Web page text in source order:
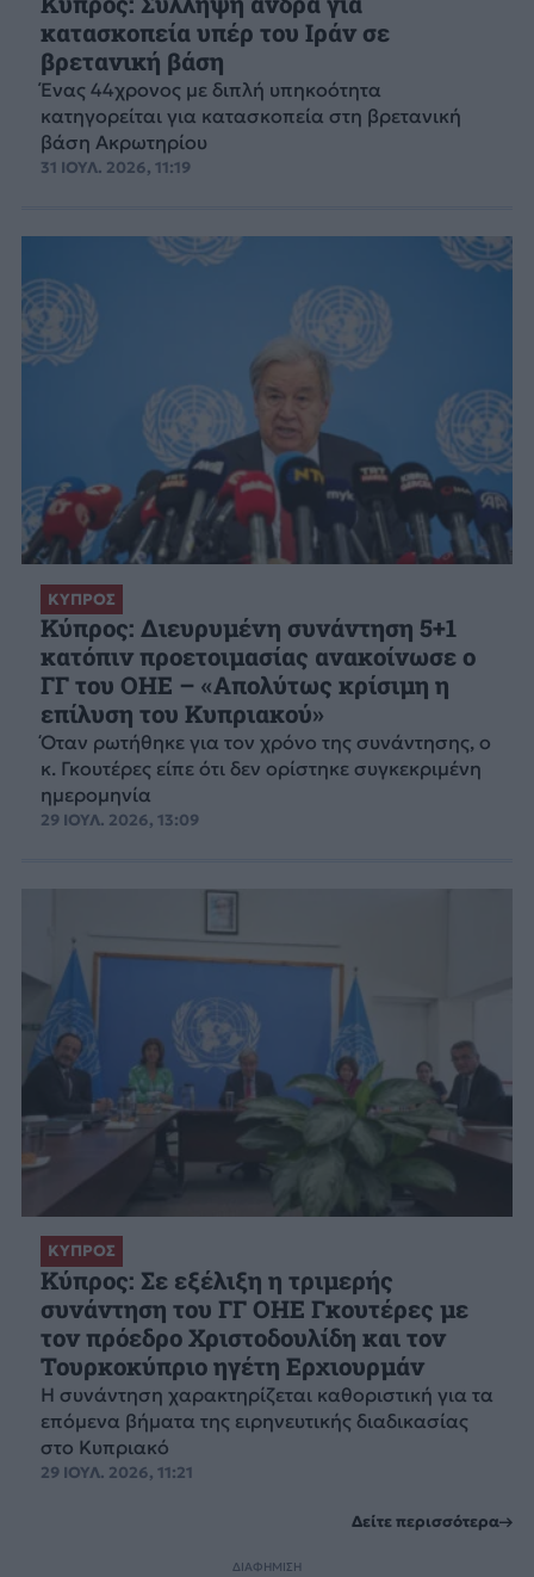
κατασκοπεία υπέρ του Ιράν σε
βρετανική βάση
Ένας 44χρονος με διπλή υπηκοότητα
κατηγορείται για κατασκοπεία στη βρετανική
βάση Ακρωτηρίου
31 ΙΟΥΛ. 2026, 11:19
ΚΥΠΡΟΣ
Κύπρος: Διευρυμένη συνάντηση 5+1
κατόπιν προετοιμασίας ανακοίνωσε ο
ΓΓ του ΟΗΕ – «Απολύτως κρίσιμη η
επίλυση του Κυπριακού»
Όταν ρωτήθηκε για τον χρόνο της συνάντησης, ο
κ. Γκουτέρες είπε ότι δεν ορίστηκε συγκεκριμένη
ημερομηνία
29 ΙΟΥΛ. 2026, 13:09
ΚΥΠΡΟΣ
Κύπρος: Σε εξέλιξη η τριμερής
συνάντηση του ΓΓ ΟΗΕ Γκουτέρες με
τον πρόεδρο Χριστοδουλίδη και τον
Τουρκοκύπριο ηγέτη Ερχιουρμάν
Η συνάντηση χαρακτηρίζεται καθοριστική για τα
επόμενα βήματα της ειρηνευτικής διαδικασίας
στο Κυπριακό
29 ΙΟΥΛ. 2026, 11:21
Δείτε περισσότερα
ΔΙΑΦΗΜΙΣΗ